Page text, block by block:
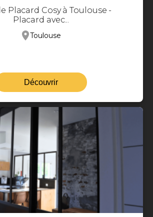
Placard Cosy à Toulouse -
Placard avec...
Toulouse
Découvrir